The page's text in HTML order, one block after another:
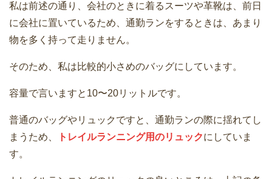
私は前述の通り、会社のときに着るスーツや革靴は、前日
に会社に置いているため、通勤ランをするときは、あまり
物を多く持って走りません。
そのため、私は比較的小さめのバッグにしています。
容量で言いますと10〜20リットルです。
普通のバッグやリュックですと、通勤ランの際に揺れてし
まうため、
トレイルランニング用のリュックにしていま
す。